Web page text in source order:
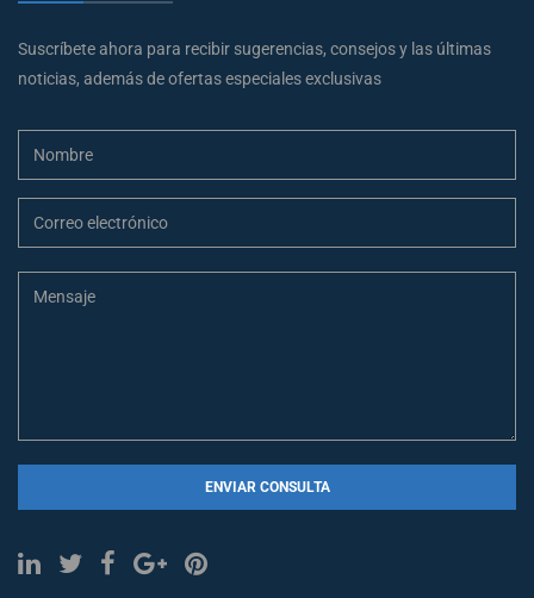
Suscríbete ahora para recibir sugerencias, consejos y las últimas
noticias, además de ofertas especiales exclusivas
ENVIAR CONSULTA